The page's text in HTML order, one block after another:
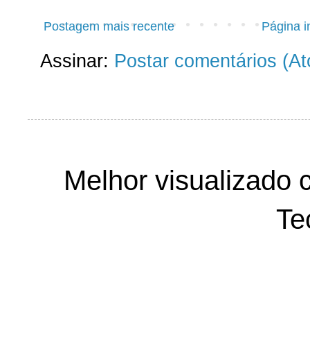
Postagem mais recente Página
Assinar: Postar comentários
Melhor visualizado